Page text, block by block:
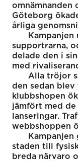
omnämnanden
Göteborg
årliga
supportrarna,
delade den i
med
Alla tröjor
den sedan
klubbshopen
jämfört med
lanseringar.
webbshoppen
staden till
breda närvaro